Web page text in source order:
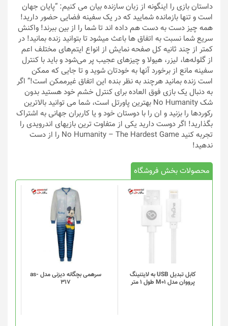
داستان بازی را اینگونه از زبان سازنده بیان می کنیم: “پایان جهان
است و تنها بازمانده شمایید که در یک سفینه فضایی حضور دارید!
همه چیز دست به دست هم داده اند تا شما را از بین ببرند! واکنش
سریع شما نسبت به اتفاق ها باعث میشود تا بتوانید زنده بمانید! در
کمتر از چند ثانیه کل صفحه نمایش از انواع ایتم‌های مختلف اعم
از گلوله‌ها، لیزر، هیولا و چیزهای عجیب پر می‌شود و باید با کنترل
سفینه مانع از برخورد آنها به خودتان شوید و تا جایی که ممکن
است زنده بمانید هرچند به نظر بنده این اتفاق غیرممکن است!” اگر
به دنبال یک بازی فوق العاده برای کنترل خشم خود هستید بدون
شک No Humanity بهترین پاورتل است، شما می توانید بالاترین
رکوردها را بزنید و ان را با دوستان خود و یا کاربران جهانی به اشتراک
بگذارید! اگر دوست دارید یکی از متفاوت ترین بازیهای اندرویدی را
تجربه کنید No Humanity – The Hardest Game را از دست
ندهید!
محصولات بخش فروشگاه
کابل تبدیل USB به لایتنینگ
پرووان مدل M01 طول 1 متر
سرهمی بچگانه دیزنی مدل as-
317